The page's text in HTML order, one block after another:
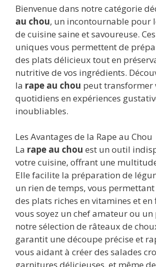
Bienvenue dans notre catégorie
au chou, un incontournable pour
de cuisine saine et savoureuse.
uniques vous permettent de
des plats délicieux tout en
nutritive de vos ingrédients.
la rape au chou peut transformer
quotidiens en expériences
inoubliables.
Les Avantages de la Rape au Chou
La rape au chou est un outil
votre cuisine, offrant une
Elle facilite la préparation de
un rien de temps, vous
des plats riches en vitamines et en
vous soyez un chef amateur ou
notre sélection de râteaux de
garantit une découpe précise et
vous aidant à créer des salades